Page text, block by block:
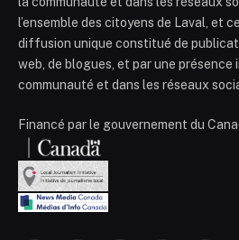
l’ensemble des citoyens de Laval, et
diffusion unique constitué de
web, de blogues, et par une présence
communauté et dans les réseaux
Financé par le gouvernement du